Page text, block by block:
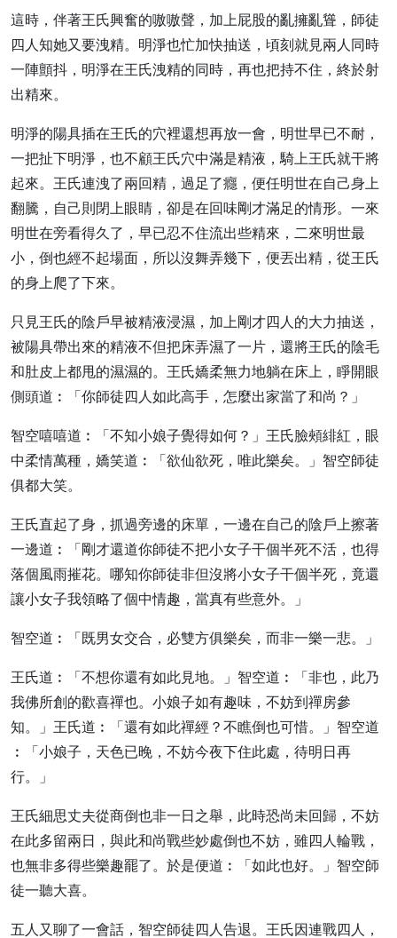
這時，伴著王氏興奮的嗷嗷聲，加上屁股的亂擁亂聳，師徒
四人知她又要洩精。明淨也忙加快抽送，頃刻就見兩人同時
一陣顫抖，明淨在王氏洩精的同時，再也把持不住，終於射
出精來。
明淨的陽具插在王氏的穴裡還想再放一會，明世早已不耐，
一把扯下明淨，也不顧王氏穴中滿是精液，騎上王氏就干將
起來。王氏連洩了兩回精，過足了癮，便任明世在自己身上
翻騰，自己則閉上眼睛，卻是在回味剛才滿足的情形。一來
明世在旁看得久了，早已忍不住流出些精來，二來明世最
小，倒也經不起場面，所以沒舞弄幾下，便丟出精，從王氏
的身上爬了下來。
只見王氏的陰戶早被精液浸濕，加上剛才四人的大力抽送，
被陽具帶出來的精液不但把床弄濕了一片，還將王氏的陰毛
和肚皮上都甩的濕濕的。王氏嬌柔無力地躺在床上，睜開眼
側頭道︰「你師徒四人如此高手，怎麼出家當了和尚？」
智空嘻嘻道︰「不知小娘子覺得如何？」王氏臉頰緋紅，眼
中柔情萬種，嬌笑道︰「欲仙欲死，唯此樂矣。」智空師徒
俱都大笑。
王氏直起了身，抓過旁邊的床單，一邊在自己的陰戶上擦著
一邊道︰「剛才還道你師徒不把小女子干個半死不活，也得
落個風雨摧花。哪知你師徒非但沒將小女子干個半死，竟還
讓小女子我領略了個中情趣，當真有些意外。」
智空道︰「既男女交合，必雙方俱樂矣，而非一樂一悲。」
王氏道︰「不想你還有如此見地。」智空道︰「非也，此乃
我佛所創的歡喜禪也。小娘子如有趣味，不妨到禪房參
知。」王氏道︰「還有如此禪經？不瞧倒也可惜。」智空道
︰「小娘子，天色已晚，不妨今夜下住此處，待明日再
行。」
王氏細思丈夫從商倒也非一日之舉，此時恐尚未回歸，不妨
在此多留兩日，與此和尚戰些妙處倒也不妨，雖四人輪戰，
也無非多得些樂趣罷了。於是便道︰「如此也好。」智空師
徒一聽大喜。
五人又聊了一會話，智空師徒四人告退。王氏因連戰四人，